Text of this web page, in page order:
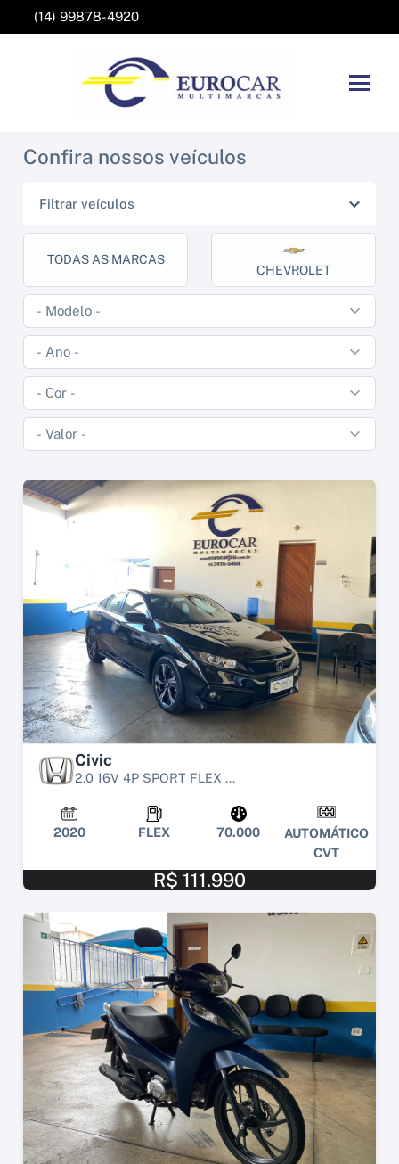
(14) 99878-4920
Confira nossos veículos
Filtrar veículos
TODAS AS MARCAS
CHEVROLET
Civic
2.0 16V 4P SPORT FLEX ...
2020 FLEX 70.000
AUTOMÁTICO
CVT
R$ 111.990